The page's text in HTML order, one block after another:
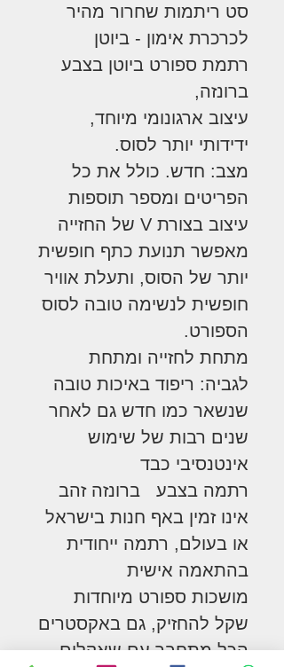
סט ריתמות שחרור מהיר
לכרכרת אימון - ביוטן
רתמת ספורט ביוטן בצבע
ברונזה,
עיצוב ארגונומי מיוחד,
ידידותי יותר לסוס.
מצב: חדש. כולל את כל
הפריטים ומספר תוספות
עיצוב בצורת V של החזייה
מאפשר תנועת כתף חופשית
יותר של הסוס, ותעלת אוויר
חופשית לנשימה טובה לסוס
הספורט.
מתחת לחזייה ומתחת
לגביה: ריפוד באיכות טובה
שנשאר כמו חדש גם לאחר
שנים רבות של שימוש
אינטנסיבי כבד
רתמה בצבע ברונזה זהב
אינו זמין באף חנות בישראל
או בעולם, רתמה ייחודית
בהתאמה אישית
מושכות ספורט מיוחדות
שקל להחזיק, גם באקסטרים
הכל מתחבר עם שאקלים,